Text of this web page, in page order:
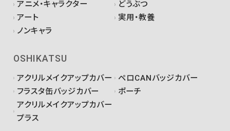
アニメ・キャラクター
どうぶつ
アート
実用・教養
ノンキャラ
OSHIKATSU
アクリルメイクアップカバー
ペロCANバッジカバー
フラスタ缶バッジカバー
ポーチ
アクリルメイクアップカバー
プラス